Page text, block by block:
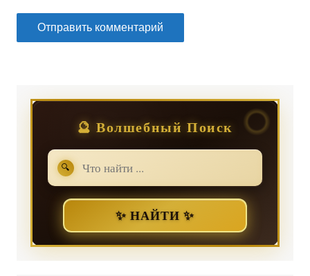
🔮 Волшебный Поиск
🔍
✨ НАЙТИ ✨